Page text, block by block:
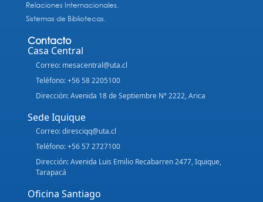
Relaciones Internacionales.
Sistemas de Bibliotecas.
Contacto
Casa Central
Correo: mesacentral@uta.cl
Teléfono: +56 58 2205100
Dirección: Avenida 18 de Septiembre N° 2222, Arica
Sede Iquique
Correo: diresciqq@uta.cl
Teléfono: +56 57 2727100
Dirección: Avenida Luis Emilio Recabarren 2477, Iquique,
Tarapacá
Oficina Santiago